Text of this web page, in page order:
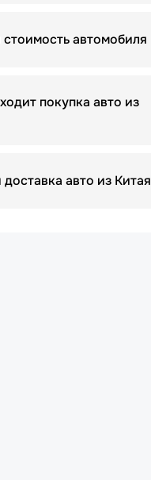
стоимость автомобиля
покупка авто из
авто из Китая